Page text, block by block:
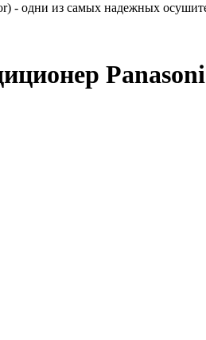
- одни из самых надежных